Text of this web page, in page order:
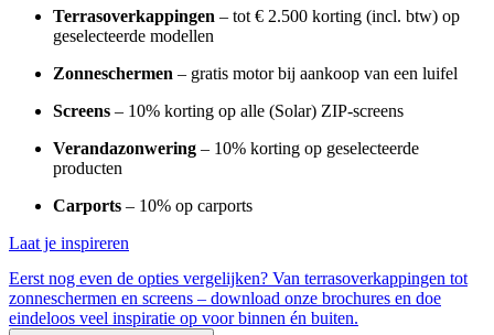
Terrasoverkappingen – tot € 2.500 korting (incl. btw) op
geselecteerde modellen
Zonneschermen – gratis motor bij aankoop van een luifel
Screens – 10% korting op alle (Solar) ZIP-screens
Verandazonwering – 10% korting op geselecteerde
producten
Carports – 10% op carports
Laat je inspireren
Eerst nog even de opties vergelijken? Van terrasoverkappingen tot
zonneschermen en screens – download onze brochures en doe
eindeloos veel inspiratie op voor binnen én buiten.